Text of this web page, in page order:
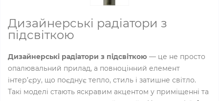
Дизайнерські радіатори з
підсвіткою
Дизайнерські радіатори з підсвіткою — це не просто
опалювальний прилад, а повноцінний елемент
інтер’єру, що поєднує тепло, стиль і затишне світло.
Такі моделі стають яскравим акцентом у приміщенні та